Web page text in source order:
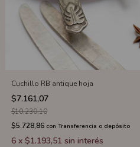
Cuchillo RB antique hoja
$7.161,07
$10.230,10
$5.728,86 con Transferencia o depósito
6 x $1.193,51 sin interés